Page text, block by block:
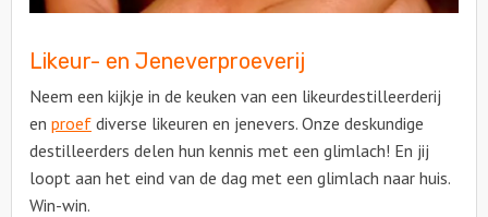
Likeur- en Jeneverproeverij
Neem een kijkje in de keuken van een likeurdestilleerderij
en proef diverse likeuren en jenevers. Onze deskundige
destilleerders delen hun kennis met een glimlach! En jij
loopt aan het eind van de dag met een glimlach naar huis.
Win-win.